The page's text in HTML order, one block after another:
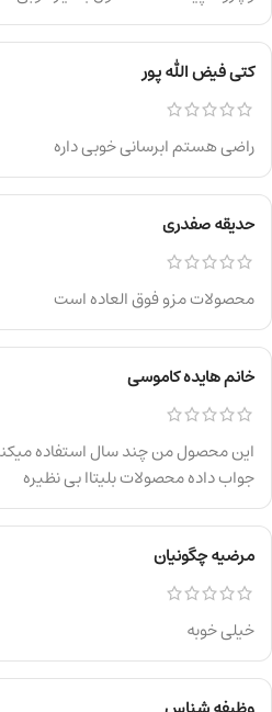
کتی فیض الله پور
راضی هستم ابرسانی خوبی داره
حدیقه صفدری
محصولات مزو فوق العاده است
خانم هایده کاموسی
این محصول من چند سال استفاده
جواب داده محصولات بلیتاا بی نظیره
مرضیه چگونیان
خیلی خوبه